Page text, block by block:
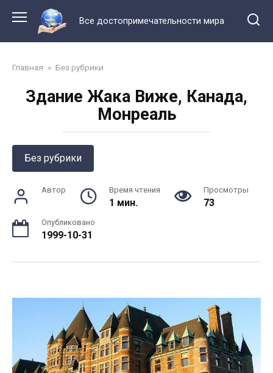
контенту
Все достопримечательности мира
Главная » Без рубрики
Здание Жака Виже, Канада,
Монреаль
Без рубрики
Автор Время чтения
1 мин.
Просмотры
73
Опубликовано
1999-10-31